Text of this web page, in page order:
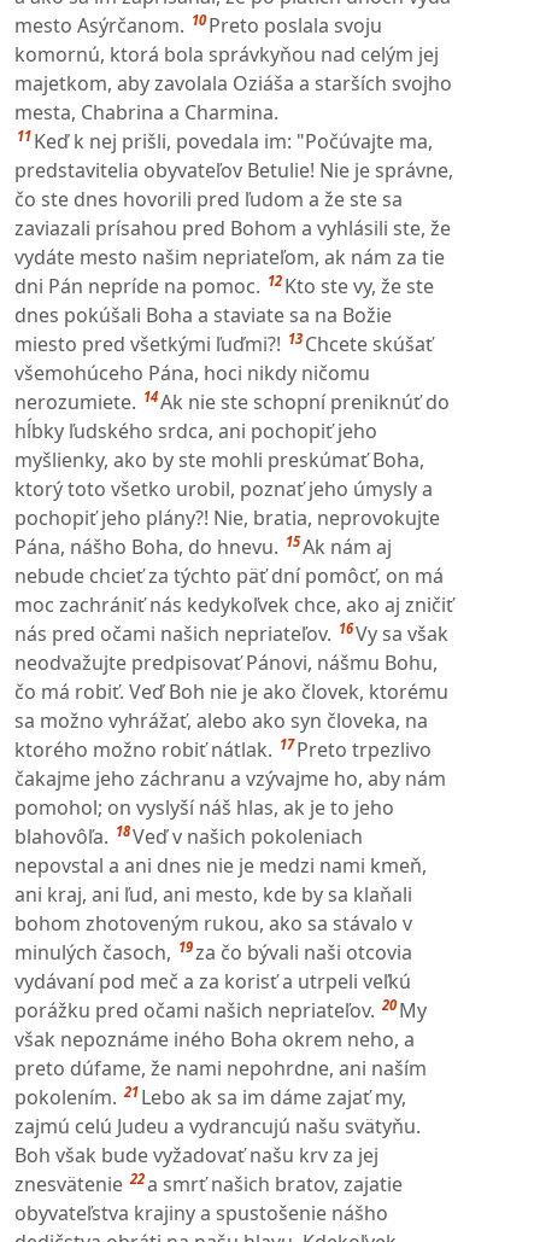
mesto Asýrčanom. 10 Preto poslala svoju
komornú, ktorá bola správkyňou nad celým jej
majetkom, aby zavolala Oziáša a starších svojho
mesta, Chabrina a Charmina.
11 Keď k nej prišli, povedala im: "Počúvajte ma,
predstavitelia obyvateľov Betulie! Nie je správne,
čo ste dnes hovorili pred ľudom a že ste sa
zaviazali prísahou pred Bohom a vyhlásili ste, že
vydáte mesto našim nepriateľom, ak nám za tie
dni Pán nepríde na pomoc. 12 Kto ste vy, že ste
dnes pokúšali Boha a staviate sa na Božie
miesto pred všetkými ľuďmi?! 13 Chcete skúšať
všemohúceho Pána, hoci nikdy ničomu
nerozumiete. 14Ak nie ste schopní preniknúť do
hĺbky ľudského srdca, ani pochopiť jeho
myšlienky, ako by ste mohli preskúmať Boha,
ktorý toto všetko urobil, poznať jeho úmysly a
pochopiť jeho plány?! Nie, bratia, neprovokujte
Pána, nášho Boha, do hnevu. 15Ak nám aj
nebude chcieť za týchto päť dní pomôcť, on má
moc zachrániť nás kedykoľvek chce, ako aj zničiť
nás pred očami našich nepriateľov. 16Vy sa však
neodvažujte predpisovať Pánovi, nášmu Bohu,
čo má robiť. Veď Boh nie je ako človek, ktorému
sa možno vyhrážať, alebo ako syn človeka, na
ktorého možno robiť nátlak. 17 Preto trpezlivo
čakajme jeho záchranu a vzývajme ho, aby nám
pomohol; on vyslyší náš hlas, ak je to jeho
blahovôľa. 18Veď v našich pokoleniach
nepovstal a ani dnes nie je medzi nami kmeň,
ani kraj, ani ľud, ani mesto, kde by sa klaňali
bohom zhotoveným rukou, ako sa stávalo v
minulých časoch, 19za čo bývali naši otcovia
vydávaní pod meč a za korisť a utrpeli veľkú
porážku pred očami našich nepriateľov. 20 My
však nepoznáme iného Boha okrem neho, a
preto dúfame, že nami nepohrdne, ani naším
pokolením. 21 Lebo ak sa im dáme zajať my,
zajmú celú Judeu a vydrancujú našu svätyňu.
Boh však bude vyžadovať našu krv za jej
znesvätenie 22a smrť našich bratov, zajatie
obyvateľstva krajiny a spustošenie nášho